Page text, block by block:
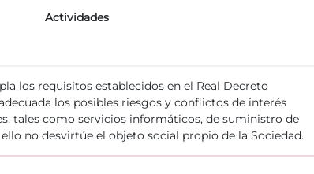
Actividades
los requisitos establecidos en el Real Decreto
los posibles riesgos y conflictos de interés
tales como servicios informáticos, de suministro de
no desvirtúe el objeto social propio de la Sociedad.